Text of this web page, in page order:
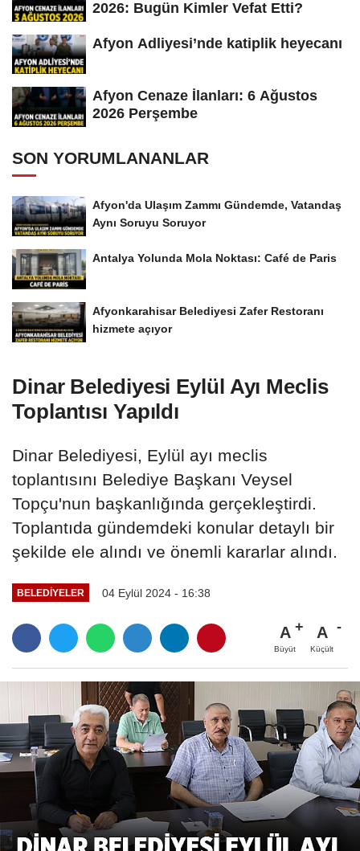
2026: Bugün Kimler Vefat Etti?
Afyon Adliyesi’nde katiplik heyecanı
Afyon Cenaze İlanları: 6 Ağustos
2026 Perşembe
SON YORUMLANANLAR
Afyon'da Ulaşım Zammı Gündemde, Vatandaş
Aynı Soruyu Soruyor
Antalya Yolunda Mola Noktası: Café de Paris
Afyonkarahisar Belediyesi Zafer Restoranı
hizmete açıyor
Dinar Belediyesi Eylül Ayı Meclis
Toplantısı Yapıldı
Dinar Belediyesi, Eylül ayı meclis
toplantısını Belediye Başkanı Veysel
Topçu'nun başkanlığında gerçekleştirdi.
Toplantıda gündemdeki konular detaylı bir
şekilde ele alındı ve önemli kararlar alındı.
BELEDIYELER 04 Eylül 2024 - 16:38
A
Büyüt
A
Küçült